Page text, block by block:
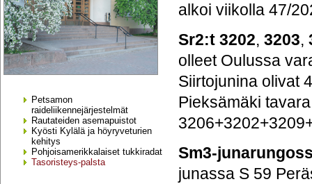
Petsamon
raideliikennejärjestelmät
Rautateiden asemapuistot
Kyösti Kylälä ja höyryveturien
kehitys
Pohjoisamerikkalaiset tukkiradat
Tasoristeys-palsta
alkoi viikolla 47/
Sr2:t 3202,3203,
olleet Oulussa
Siirtojunina olivat
Pieksämäki
Sm3-
junassa S 59